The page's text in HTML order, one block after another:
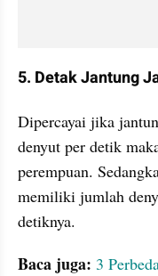
5. Detak Jantung
Dipercayai jika
denyut per detik
perempuan.
memiliki jumlah
detiknya.
Baca juga: 3